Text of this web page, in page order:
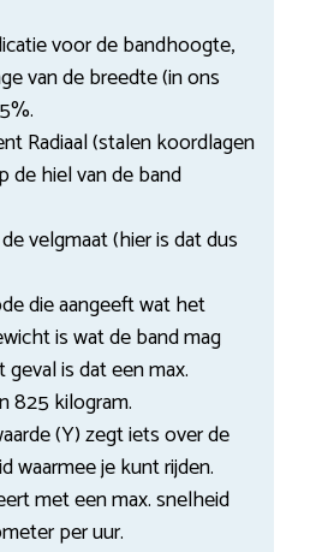
voor de bandhoogte,
van de breedte (in ons
Radiaal (stalen koordlagen
de hiel van de band
velgmaat (hier is dat dus
die aangeeft wat het
is wat de band mag
geval is dat een max.
825 kilogram.
(Y) zegt iets over de
waarmee je kunt rijden.
met een max. snelheid
per uur.